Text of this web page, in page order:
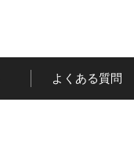
よくある質問